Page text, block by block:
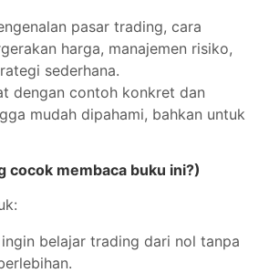
pasar trading, cara
harga, manajemen risiko,
sederhana.
dengan contoh konkret dan
mudah dipahami, bahkan untuk
cocok membaca buku ini?)
belajar trading dari nol tanpa